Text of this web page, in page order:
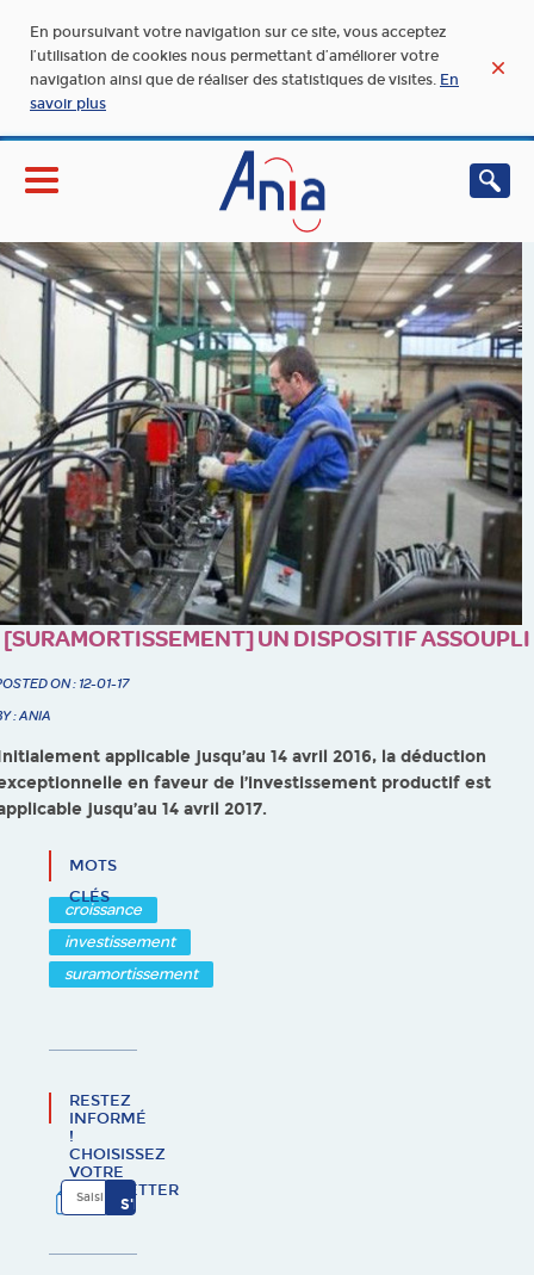
En poursuivant votre navigation sur ce site, vous acceptez
l’utilisation de cookies nous permettant d’améliorer votre
navigation ainsi que de réaliser des statistiques de visites. En
savoir plus
[SURAMORTISSEMENT] UN DISPOSITIF ASSOUPLI
ON : 12-01-17
: ANIA
applicable jusqu’au 14 avril 2016, la déduction
en faveur de l’investissement productif est
jusqu’au 14 avril 2017.
MOTS
CLÉS
croissance
investissement
suramortissement
RESTEZ
INFORMÉ
!
CHOISISSEZ
VOTRE
NEWSLETTER